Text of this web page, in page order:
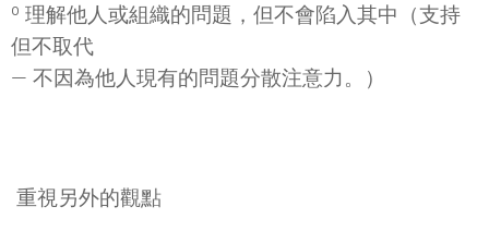
º 理解他人或組織的問題，但不會陷入其中（支持
但不取代
— 不因為他人現有的問題分散注意力。）
 重視另外的觀點